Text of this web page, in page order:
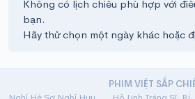
Không có lịch chiếu phù hợp với
bạn.
Hãy thử chọn một ngày khác hoặc
PHIM VIỆT SẮP